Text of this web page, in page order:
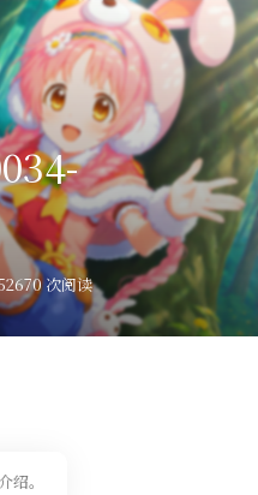
2670 次阅读
绍。